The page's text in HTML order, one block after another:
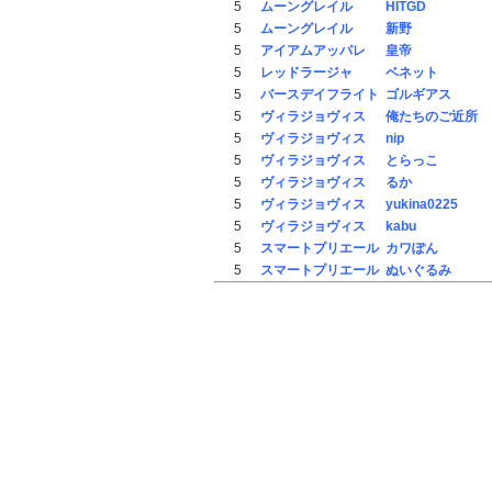
5 ムーングレイル
HITGD
5
ムーングレイル
新野
5
アイアムアッパレ
皇帝
5
レッドラージャ
ベネット
5
バースデイフライト
ゴルギアス
5
ヴィラジョヴィス
俺たちのご近所
5
ヴィラジョヴィス
nip
5
ヴィラジョヴィス
とらっこ
5
ヴィラジョヴィス
るか
5
ヴィラジョヴィス
yukina0225
5
ヴィラジョヴィス
kabu
5
スマートプリエール カワぽん
5
スマートプリエール ぬいぐるみ